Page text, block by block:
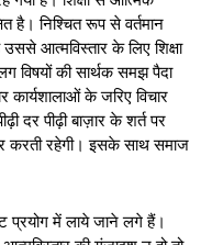
है। निश्चित रूप से वर्तमान
उससे आत्मविस्तार के लिए शिक्षा
विषयों की सार्थक समझ पैदा
के जरिए विचार
दर पीढ़ी बाज़ार के शर्त पर
करती रहेगी। इसके साथ समाज
प्रयोग में लाये जाने लगे हैं।